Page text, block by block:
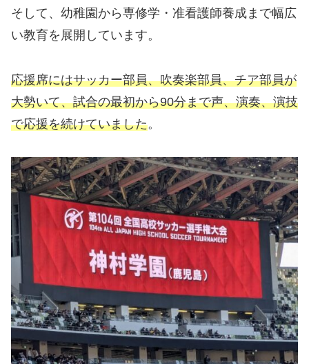
そして、幼稚園から専修学・准看護師養成まで幅広
い教育を展開しています。
応援席にはサッカー部員、吹奏楽部員、チア部員が
大勢いて、試合の最初から90分まで声、演奏、演技
で応援を続けていました。